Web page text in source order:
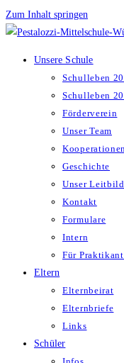
Zum Inhalt springen
Unsere Schule
Schulleben
Schulleben
Förderverein
Unser Team
Geschichte
Unser Leitbild
Kontakt
Formulare
Intern
Für
Eltern
Elternbeirat
Elternbriefe
Links
Schüler